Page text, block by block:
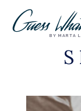
BY MARTA